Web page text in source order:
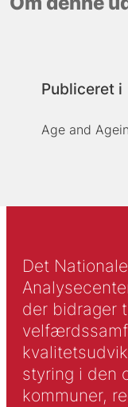
Publiceret i
Age and
Det
der bidrager
styring i den
kommuner,